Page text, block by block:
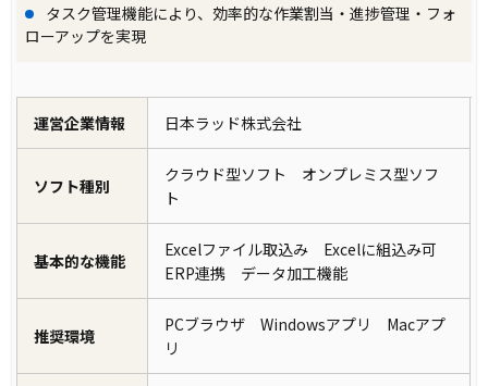
タスク管理機能により、効率的な作業割当・進捗管理・フォ
ローアップを実現
運営企業情報 日本ラッド株式会社
ソフト種別
クラウド型ソフト オンプレミス型ソフ
ト
基本的な機能
Excelファイル取込み Excelに組込み可
ERP連携 データ加工機能
推奨環境
PCブラウザ Windowsアプリ Macアプ
リ